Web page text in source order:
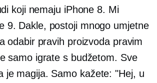
koji nemaju iPhone 8. Mi
9. Dakle, postoji mnogo umjetne
odabir pravih proizvoda pravim
samo igrate s budžetom. Sve
je magija. Samo kažete: "Hej, u